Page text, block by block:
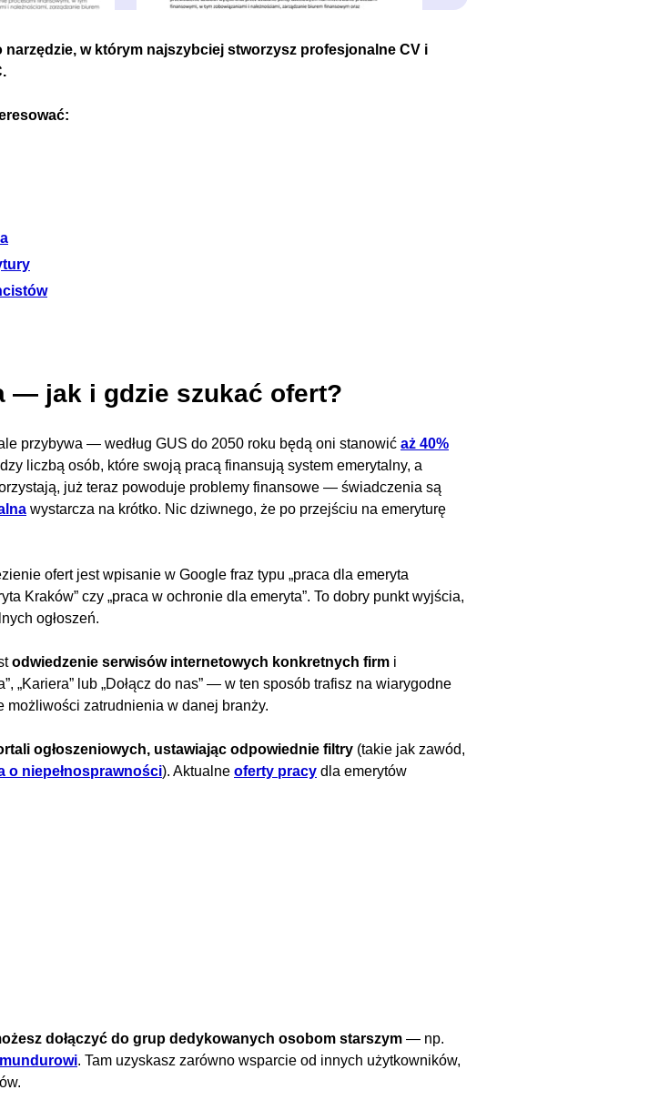
narzędzie, w którym najszybciej stworzysz profesjonalne CV i
— jak i gdzie szukać ofert?
przybywa — według GUS do 2050 roku będą oni stanowić aż 40%
liczbą osób, które swoją pracą finansują system emerytalny, a
już teraz powoduje problemy finansowe — świadczenia są
wystarcza na krótko. Nic dziwnego, że po przejściu na emeryturę
ofert jest wpisanie w Google fraz typu „praca dla emeryta
Kraków” czy „praca w ochronie dla emeryta”. To dobry punkt wyjścia,
ogłoszeń.
odwiedzenie serwisów internetowych konkretnych firm i
„Kariera” lub „Dołącz do nas” — w ten sposób trafisz na wiarygodne
możliwości zatrudnienia w danej branży.
ogłoszeniowych, ustawiając odpowiednie filtry (takie jak zawód,
o niepełnosprawności). Aktualne oferty pracy dla emerytów
dołączyć do grup dedykowanych osobom starszym — np.
. Tam uzyskasz zarówno wsparcie od innych użytkowników,